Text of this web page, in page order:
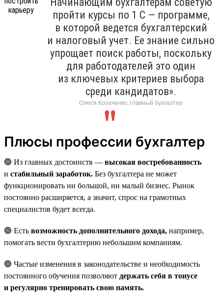
пройти курсы по 1 С — программе,
в которой ведется бухгалтерский
и налоговый учет. Ее знание сильно
упрощает поиск работы, поскольку
для работодателей это один
из ключевых критериев выбора
среди кандидатов».
Олеся Козаченко, главный бухгалтер
Плюсы профессии бухгалтер
🟢 Из главных достоинств — высокая востребованность
и стабильный заработок. Без бухгалтера не может
функционировать ни большой, ни малый бизнес. Рынок
постоянно расширяется, а значит, спрос на грамотных
специалистов будет всегда.
🟢 Есть возможность дополнительного дохода, например,
помогать вести бухгалтерию небольшим компаниям.
🟢 Частые изменения в законодательстве и необходимость
постоянного обучения позволяют держать себя в тонусе
и регулярно тренировать свою память.